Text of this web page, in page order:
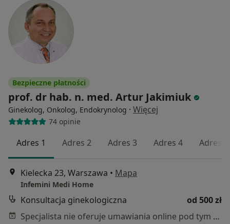
Bezpieczne płatności
prof. dr hab. n. med. Artur Jakimiuk
Ginekolog, Onkolog, Endokrynolog · Więcej
74 opinie
Adres 1 Adres 2 Adres 3 Adres 4 Adres 5
Kielecka 23, Warszawa • Mapa
Infemini Medi Home
Konsultacja ginekologiczna
od 500 zł
Specjalista nie oferuje umawiania online pod tym adresem.